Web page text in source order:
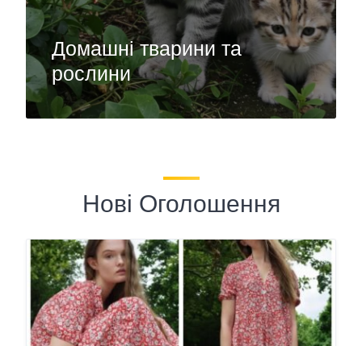
Домашні тварини та
рослини
Нові Оголошення